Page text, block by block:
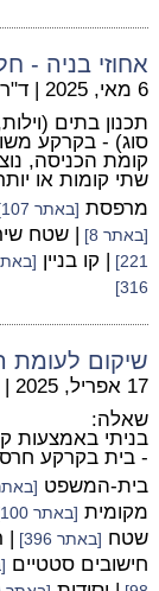
אחוזי בניה -
6 מאי, 2025 |
תכנון בתים
סוג) - בקרקע
קומת הכניסה,
שתי קומות או
מרפסת [באתר 107]
[באתר 8] | שטח
221]
| קו בניין [באתר
316]
שיקום לעומת
17 אפריל, 2025 |
שאלה:
בניתי באמצעות
- בית בקרקע
בית-המשפט [באתר
מקומית [באתר 100]
שטח [באתר 396] |
חישובים סטטיים